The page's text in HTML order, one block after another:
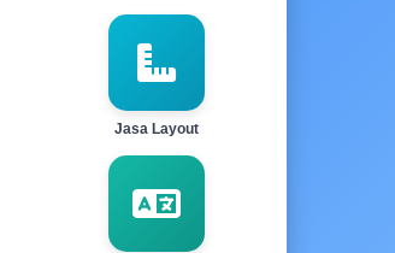
Jasa Layout